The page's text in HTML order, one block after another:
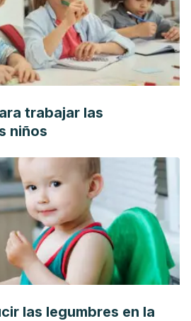
trabajar las
niños
las legumbres en la